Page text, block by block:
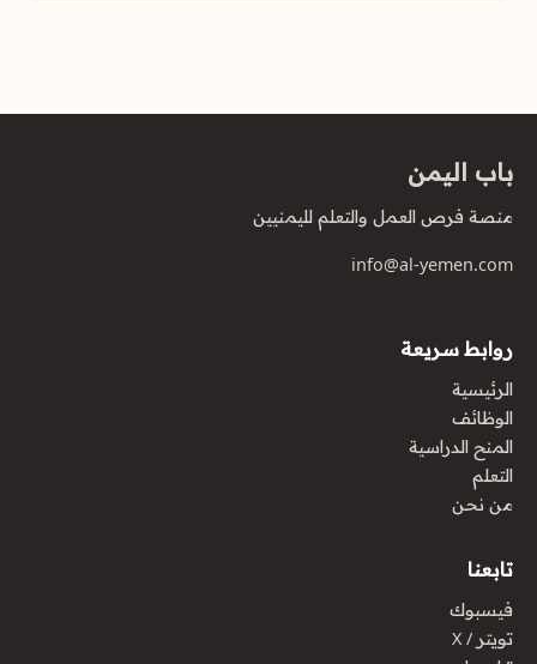
باب اليمن
منصة فرص العمل والتعلم لليمنيين
info@al-yemen.com
روابط سريعة
الرئيسية
الوظائف
المنح الدراسية
التعلم
من نحن
تابعنا
فيسبوك
تويتر / X